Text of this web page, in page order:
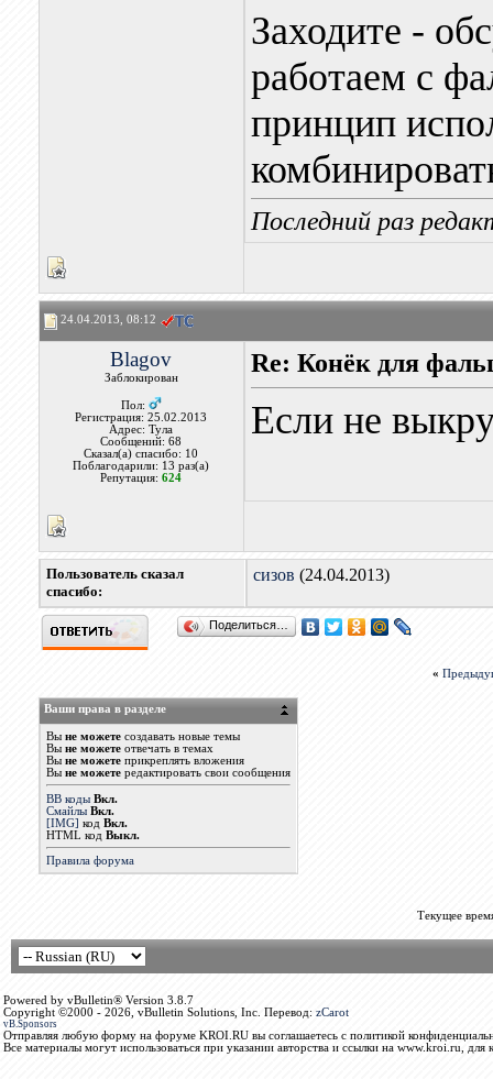
Заходите -
работаем с
принцип
Последний раз
24.04.2013, 08:12
Blagov
Заблокирован
Пол:
Регистрация: 25.02.2013
Адрес: Тула
Сообщений: 68
Сказал(а) спасибо: 10
Поблагодарили: 13 раз(а)
Репутация:624
Re: Конёк для
Если не
Пользователь сказал
cпасибо:
сизов (24.04.2013)
Поделиться…
«
Ваши права в разделе
Вы не можетесоздавать новые темы
Вы не можетеотвечать в темах
Вы не можетеприкреплять вложения
Вы не можетередактировать свои сообщения
BB коды Вкл.
Смайлы Вкл.
[IMG] код Вкл.
HTML код Выкл.
Правила форума
Текущее
Powered by vBulletin® Version 3.8.7
Copyright ©2000 - 2026, vBulletin Solutions, Inc. Перевод: zCarot
vB.Sponsors
Отправляя любую форму на форуме KROI.RU вы соглашаетесь с политикой
Все материалы могут использоваться при указании авторства и ссылки на www.kroi.ru, для